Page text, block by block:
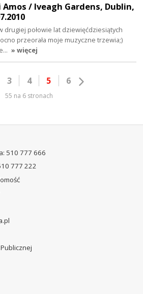
Amos / Iveagh Gardens, Dublin,
drugiej połowie lat dziewięćdziesiątych
przeorała moje muzyczne trzewia;)
» więcej
3 4 5 6
55 na 6 stronach
510 777 666
777 222